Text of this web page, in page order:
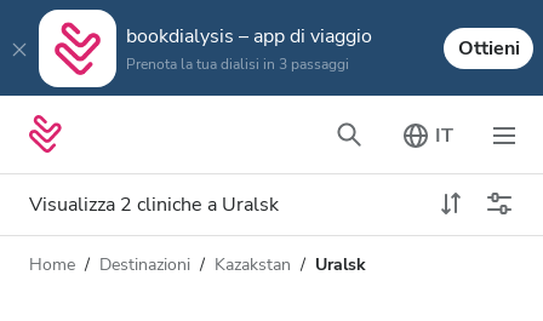
bookdialysis – app di viaggio
Prenota la tua dialisi in 3 passaggi
Ottieni
IT
Visualizza 2 cliniche a Uralsk
Tipo di dialisi
Distanza
Home Destinazioni Kazakstan Uralsk